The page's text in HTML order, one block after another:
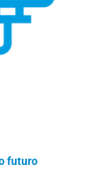
futuro